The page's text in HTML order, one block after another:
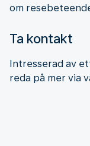
om
Ta kontakt
Intresserad av
reda på mer via